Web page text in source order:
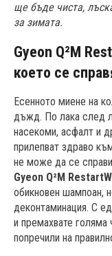
ще бъде чиста,
за зимата.
Gyeon Q²M
което се
Есенното миене на
дъжд. По лака след
насекоми, асфалт и
прилепват здраво
не може да се
Gyeon Q²M
обикновен шампоан,
деконтаминация. С
и премахвате голяма
попречили на